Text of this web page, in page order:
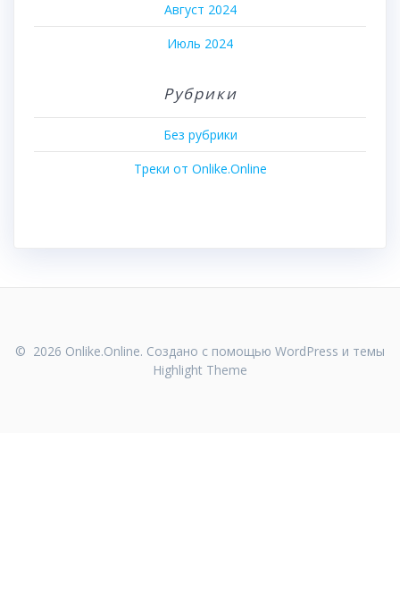
Август 2024
Июль 2024
Рубрики
Без рубрики
Треки от Onlike.Online
© 2026 Onlike.Online. Создано с помощью WordPress и темы
Highlight Theme